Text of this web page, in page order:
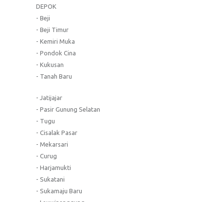
DEPOK
- Beji
- Beji Timur
- Kemiri Muka
- Pondok Cina
- Kukusan
- Tanah Baru
- Jatijajar
- Pasir Gunung Selatan
- Tugu
- Cisalak Pasar
- Mekarsari
- Curug
- Harjamukti
- Sukatani
- Sukamaju Baru